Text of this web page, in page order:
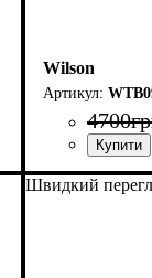
Wilson
4700
Швидкий